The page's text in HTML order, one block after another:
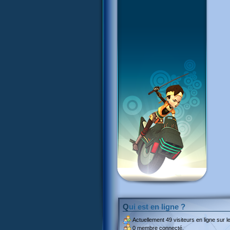
Qui est en ligne ?
Actuellement 49 visiteurs en ligne sur
0 membre connecté.